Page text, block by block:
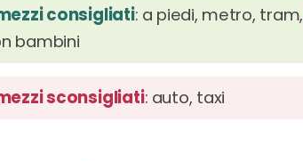
consigliati: a piedi, metro, tram,
bambini
sconsigliati: auto, taxi